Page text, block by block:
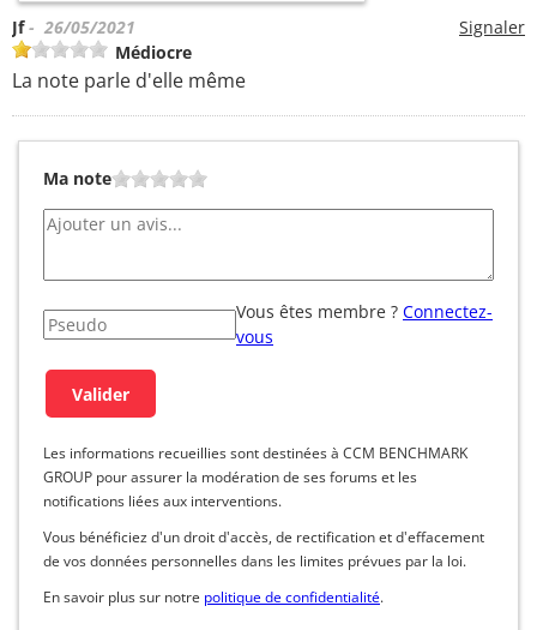
Signaler
Jf- 26/05/2021
Médiocre
La note parle d'elle même
Ma note
Vous êtes membre ? Connectez-
vous
Les informations recueillies sont destinées à CCM BENCHMARK
GROUP pour assurer la modération de ses forums et les
notifications liées aux interventions.
Vous bénéficiez d'un droit d'accès, de rectification et d'effacement
de vos données personnelles dans les limites prévues par la loi.
En savoir plus sur notre politique de confidentialité.